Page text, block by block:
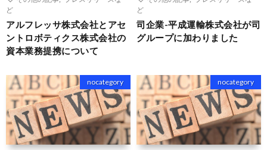
ど
アルフレッサ株式会社とアセ
ントロボティクス株式会社の
資本業務提携について
ど
司企業-平成運輸株式会社が司
グループに加わりました
nocategory nocategory